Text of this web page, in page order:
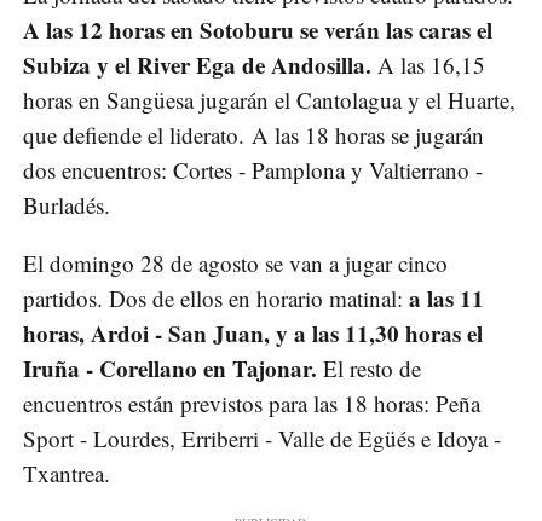
A las 12 horas en Sotoburu se verán las caras el
Subiza y el River Ega de Andosilla. A las 16,15
horas en Sangüesa jugarán el Cantolagua y el Huarte,
que defiende el liderato. A las 18 horas se jugarán
dos encuentros: Cortes - Pamplona y Valtierrano -
Burladés.
El domingo 28 de agosto se van a jugar cinco
partidos. Dos de ellos en horario matinal: a las 11
horas, Ardoi - San Juan, y a las 11,30 horas el
Iruña - Corellano en Tajonar. El resto de
encuentros están previstos para las 18 horas: Peña
Sport - Lourdes, Erriberri - Valle de Egüés e Idoya -
Txantrea.